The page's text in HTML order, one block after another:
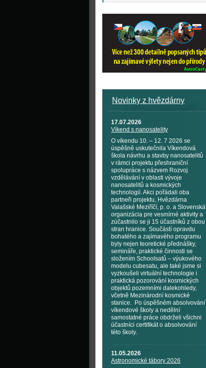
Novinky z hvězdárny
17.07.2026
Víkend s nanosatelity
O víkendu 10. – 12. 7 2026 se
úspěšně uskutečnila Víkendová
škola návrhu a stavby nanosatelitů
v rámci projektu přeshraniční
spolupráce s názvem Rozvoj
vzdělávání v oblasti vývoje
nanosatelitů a kosmických
technologií. Akci pořádali oba
partneři projektu, Hvězdárna
Valašské Meziříčí, p. o. a Slovenská
organizácia pre vesmírné aktivity a
zúčastnilo se ji 15 účastníků z obou
stran hranice. Součástí opravdu
bohatého a zajímavého programu
byly nejen teoretické přednášky,
semináře, praktické činnosti se
složením Schoolsatů – výukového
modelu cubesatu, ale také jsme si
vyzkoušeli virtuální technologie i
praktická pozorování kosmických
objektů pozemními dalekohledy,
včetně Mezinárodní kosmické
stanice. Po úspěšném absolvování
víkendové školy a nedělní
samostatné práce obdrželi všichni
účastníci certifikát o absolvování
této školy.
11.05.2026
Astronomické tábory 2026